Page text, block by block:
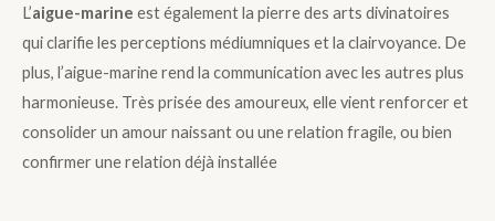
L’aigue-marine est également la pierre des arts divinatoires
qui clarifie les perceptions médiumniques et la clairvoyance. De
plus, l’aigue-marine rend la communication avec les autres plus
harmonieuse. Très prisée des amoureux, elle vient renforcer et
consolider un amour naissant ou une relation fragile, ou bien
confirmer une relation déjà installée